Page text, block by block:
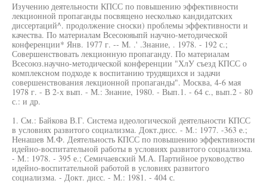
Изучению деятельности КПСС по повышению эффективности
лекционной пропаганды посвящено несколько кандидатских
диссертаций^. продолжение сноски) проблемы эффективности и
качества. По материалам Всесоюяыпй научно-методической
конференции* Янв. 1977 г. -- М. .' .Знание, . 1978. - 192 с.;
Совершенствовать лекционную пропаганду. По материалам
Всесоюз.научно-методической конференции "ХлУ съезд КПСС о
комплексном подходе к воспитанию трудящихся и задачи
совершенствования лекционной пропаганды". Москва, 4-6 мая
1978 г. - В 2-х вып. - М.: Знание, 1980. - Вып.1. - 64 с., вып.2 - 80
с.: и др.
1. См.: Байкова В.Г. Система идеологической деятельности КПСС
в условиях развитого социализма. Докт.дисс. - М.: 1977. -363 е.;
Ненашев М.Ф. Деятельность КПСС по повышению эффективности
идейно-воспитательной работы в условиях развитого социализма.
- М.: 1978. - 395 е.; Семичаевский М.А. Партийное руководство
идейно-воспитательной работой в условиях развитого
социализма. - Докт. дисс. - М.: 1981. - 404 с.